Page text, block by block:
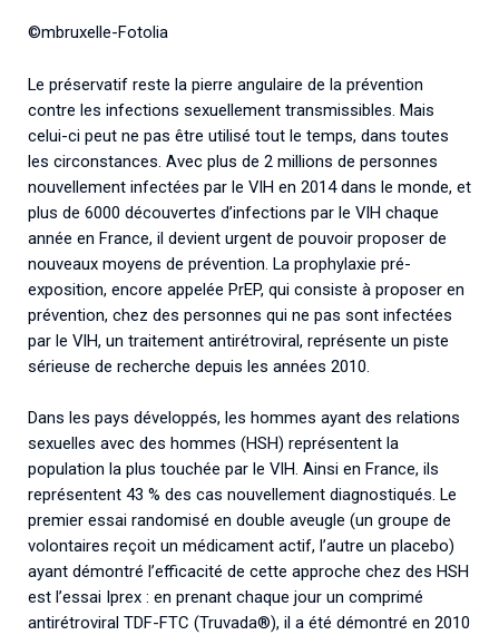
©mbruxelle-Fotolia
Le préservatif reste la pierre angulaire de la prévention
contre les infections sexuellement transmissibles. Mais
celui-ci peut ne pas être utilisé tout le temps, dans toutes
les circonstances. Avec plus de 2 millions de personnes
nouvellement infectées par le VIH en 2014 dans le monde, et
plus de 6000 découvertes d’infections par le VIH chaque
année en France, il devient urgent de pouvoir proposer de
nouveaux moyens de prévention. La prophylaxie pré-
exposition, encore appelée PrEP, qui consiste à proposer en
prévention, chez des personnes qui ne pas sont infectées
par le VIH, un traitement antirétroviral, représente un piste
sérieuse de recherche depuis les années 2010.
Dans les pays développés, les hommes ayant des relations
sexuelles avec des hommes (HSH) représentent la
population la plus touchée par le VIH. Ainsi en France, ils
représentent 43 % des cas nouvellement diagnostiqués. Le
premier essai randomisé en double aveugle (un groupe de
volontaires reçoit un médicament actif, l’autre un placebo)
ayant démontré l’efficacité de cette approche chez des HSH
est l’essai Iprex : en prenant chaque jour un comprimé
antirétroviral TDF-FTC (Truvada®), il a été démontré en 2010